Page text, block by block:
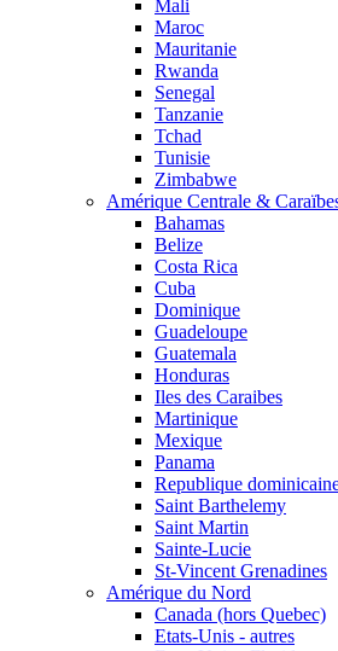
Mali
Maroc
Mauritanie
Rwanda
Senegal
Tanzanie
Tchad
Tunisie
Zimbabwe
Amérique Centrale &
Bahamas
Belize
Costa Rica
Cuba
Dominique
Guadeloupe
Guatemala
Honduras
Iles des Caraibes
Martinique
Mexique
Panama
Republique
Saint Barthelemy
Saint Martin
Sainte-Lucie
St-Vincent Grenadines
Amérique du Nord
Canada (hors Quebec)
Etats-Unis - autres